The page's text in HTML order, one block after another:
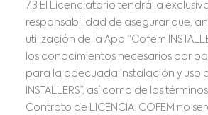
7.3 El Licenciatario tendrá la
responsabilidad de asegurar que,
utilización de la App “Cofem
los conocimientos necesarios por
para la adecuada instalación y uso
INSTALLERS”, así como de los
Contrato de LICENCIA. COFEM no